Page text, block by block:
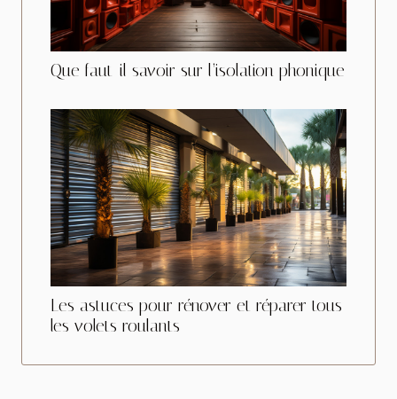
Que faut-il savoir sur l’isolation phonique
Les astuces pour rénover et réparer tous
les volets roulants